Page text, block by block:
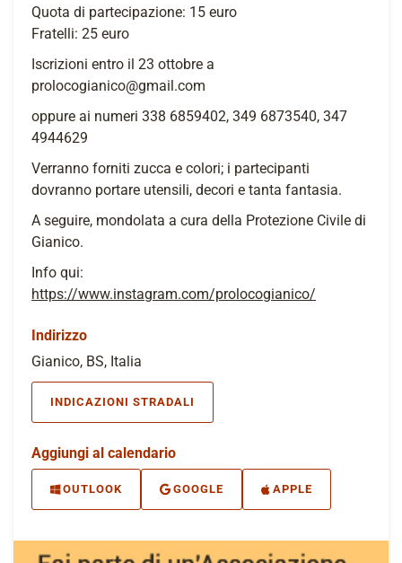
Quota di partecipazione: 15 euro
Fratelli: 25 euro
Iscrizioni entro il 23 ottobre a
prolocogianico@gmail.com
oppure ai numeri 338 6859402, 349 6873540, 347
4944629
Verranno forniti zucca e colori; i partecipanti
dovranno portare utensili, decori e tanta fantasia.
A seguire, mondolata a cura della Protezione Civile di
Gianico.
Info qui:
https://www.instagram.com/prolocogianico/
Indirizzo
Gianico, BS, Italia
INDICAZIONI STRADALI
Aggiungi al calendario
OUTLOOK GOOGLE APPLE